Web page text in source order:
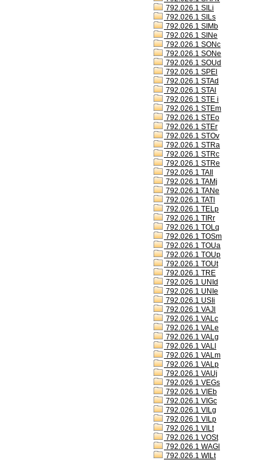
792.026.1 SILi
792.026.1 SILs
792.026.1 SIMb
792.026.1 SINe
792.026.1 SONc
792.026.1 SONe
792.026.1 SOUd
792.026.1 SPEl
792.026.1 STAd
792.026.1 STAl
792.026.1 STE i
792.026.1 STEm
792.026.1 STEo
792.026.1 STEr
792.026.1 STOv
792.026.1 STRa
792.026.1 STRc
792.026.1 STRe
792.026.1 TAIl
792.026.1 TAMj
792.026.1 TANe
792.026.1 TATl
792.026.1 TELp
792.026.1 TIRr
792.026.1 TOLq
792.026.1 TOSm
792.026.1 TOUa
792.026.1 TOUp
792.026.1 TOUt
792.026.1 TRE
792.026.1 UNId
792.026.1 UNIe
792.026.1 USIi
792.026.1 VAJl
792.026.1 VALc
792.026.1 VALe
792.026.1 VALg
792.026.1 VALl
792.026.1 VALm
792.026.1 VALp
792.026.1 VAUj
792.026.1 VEGs
792.026.1 VIEb
792.026.1 VIGc
792.026.1 VILg
792.026.1 VILp
792.026.1 VILt
792.026.1 VOSt
792.026.1 WAGl
792.026.1 WILt